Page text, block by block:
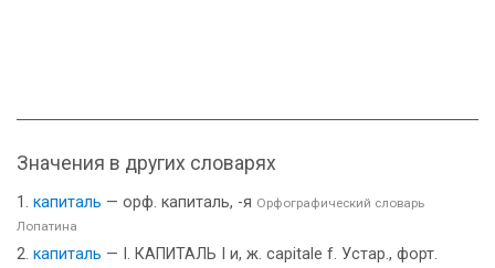
Значения в других словарях
капиталь — орф. капиталь, -я Орфографический словарь
Лопатина
капиталь — I. КАПИТАЛЬ I и, ж. capitale f. Устар., форт.